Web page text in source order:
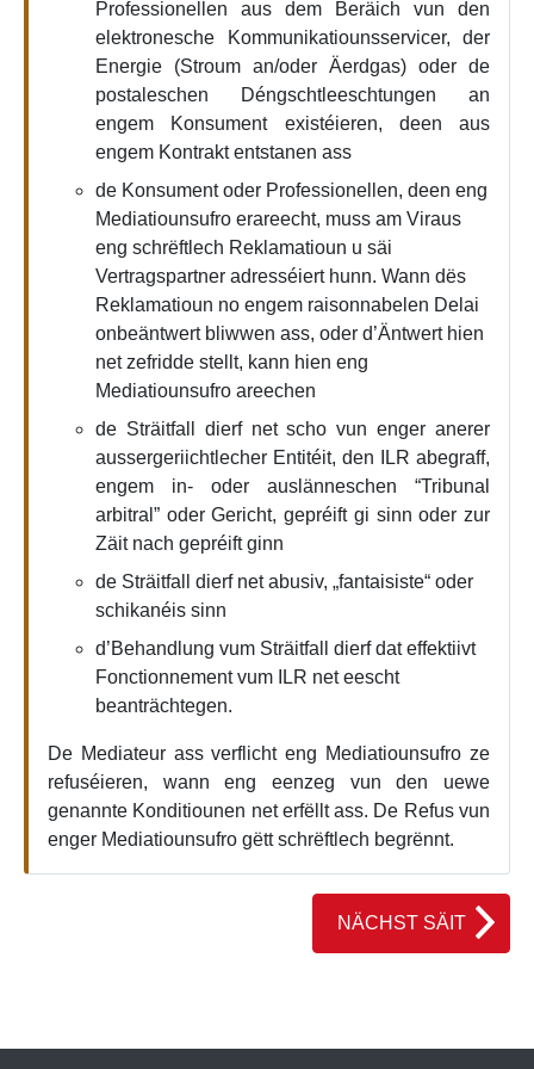
Professionellen aus dem Beräich vun den
elektronesche Kommunikatiounsservicer, der
Energie (Stroum an/oder Äerdgas) oder de
postaleschen Déngschtleeschtungen an
engem Konsument existéieren, deen aus
engem Kontrakt entstanen ass
de Konsument oder Professionellen, deen eng
Mediatiounsufro erareecht, muss am Viraus
eng schrëftlech Reklamatioun u säi
Vertragspartner adresséiert hunn. Wann dës
Reklamatioun no engem raisonnabelen Delai
onbeäntwert bliwwen ass, oder d’Äntwert hien
net zefridde stellt, kann hien eng
Mediatiounsufro areechen
de Sträitfall dierf net scho vun enger anerer
aussergeriichtlecher Entitéit, den ILR abegraff,
engem in- oder auslänneschen “Tribunal
arbitral” oder Gericht, gepréift gi sinn oder zur
Zäit nach gepréift ginn
de Sträitfall dierf net abusiv, „fantaisiste“ oder
schikanéis sinn
d’Behandlung vum Sträitfall dierf dat effektiivt
Fonctionnement vum ILR net eescht
beanträchtegen.
De Mediateur ass verflicht eng Mediatiounsufro ze
refuséieren, wann eng eenzeg vun den uewe
genannte Konditiounen net erfëllt ass. De Refus vun
enger Mediatiounsufro gëtt schrëftlech begrënnt.
NÄCHST SÄIT